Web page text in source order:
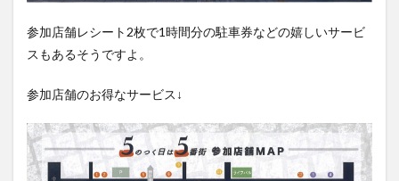
参加店舗レシート2枚で1時間分の駐車券などの嬉しいサービ
スもあるそうですよ。
参加店舗のお得なサービス↓